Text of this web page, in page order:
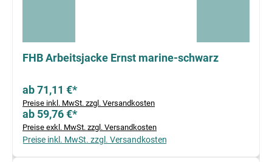
FHB Arbeitsjacke Ernst marine-schwarz
ab 71,11 €*
Preise inkl. MwSt. zzgl. Versandkosten
ab 59,76 €*
Preise exkl. MwSt. zzgl. Versandkosten
Preise inkl. MwSt. zzgl. Versandkosten